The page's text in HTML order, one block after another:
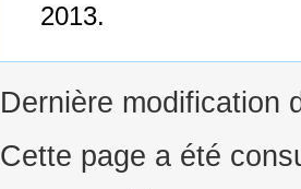
2013.
Dernière modification
Cette page a été